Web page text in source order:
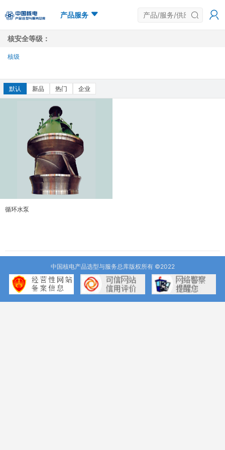
产品服务
核安全等级：
核级
默认
新品 热门 企业
循环水泵
中国核电产品选型与服务总库版权所有 ©2022